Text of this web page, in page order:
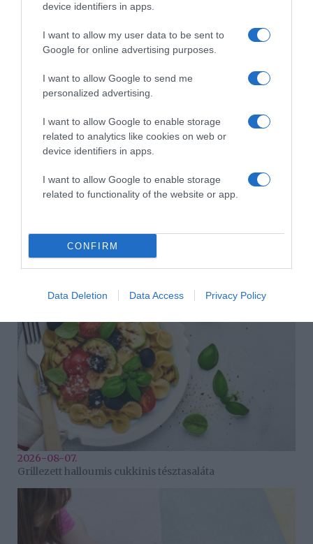
device identifiers in apps.
I want to allow my user data to be sent to
Google for online advertising purposes.
I want to allow Google to send me
personalized advertising.
I want to allow Google to enable storage
related to analytics like cookies on web or
device identifiers in apps.
I want to allow Google to enable storage
related to functionality of the website or app.
CONFIRM
Data Deletion Data Access Privacy Policy
HASONLÓ BEJEGYZÉSEK
2026-08-07.
Túlzott félelem a közös jövőtől – hogyan kerüld el egy új
párkapcsolatban?
2026-08-07.
Grillezett halloumis cukkinis tésztasaláta